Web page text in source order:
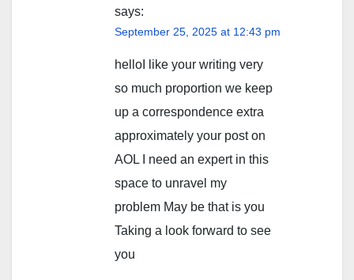
says:
September 25, 2025 at 12:43 pm
helloI like your writing very
so much proportion we keep
up a correspondence extra
approximately your post on
AOL I need an expert in this
space to unravel my
problem May be that is you
Taking a look forward to see
you